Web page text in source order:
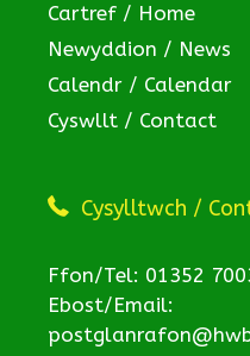
Cartref / Home
Newyddion / News
Calendr / Calendar
Cyswllt / Contact
Cysylltwch /
Ffon/Tel: 01352
Ebost/Email: